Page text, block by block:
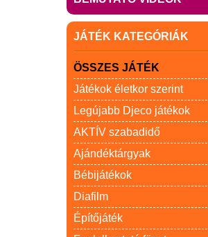
JÁTÉK KATEGÓRIÁK
ÖSSZES JÁTÉK
Játékok életkor szerint
Legújabb Djeco játékok
AKTÍV szabadidő
Ajándéktárgyak
Bébijátékok
Diafilm
Építőjáték